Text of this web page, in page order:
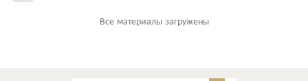
Все материалы загружены